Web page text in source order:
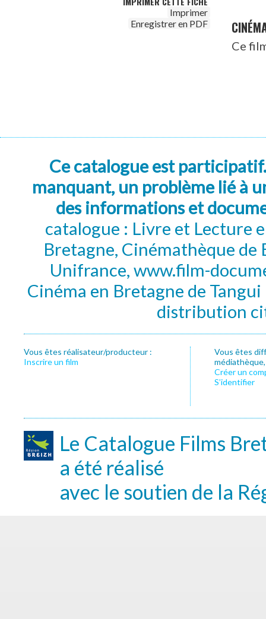
Imprimer
Enregistrer en PDF
Ce
Ce catalogue est
manquant, un problème lié à
des informations et
catalogue : Livre et Lecture
Bretagne, Cinémathèque de
Unifrance, www.film-
Cinéma en Bretagne de
distribution
Vous êtes réalisateur/producteur :
Inscrire un film
Vous êtes
Créer un
S’identifier
Le Catalogue Films
a été réalisé
avec le soutien de la